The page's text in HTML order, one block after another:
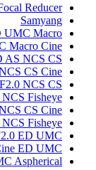
Reducer
Samyang
UMC Macro
Macro Cine
AS NCS CS
CS Cine
NCS CS
Fisheye
CS Cine
Fisheye
ED UMC
ED UMC
Aspherical